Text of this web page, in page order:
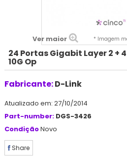
Ver maior * Imagem
24 Portas Gigabit Layer 2 +
10G Op
Fabricante:D-Link
Atualizado em: 27/10/2014
Part-number: DGS-3426
CondiçãoNovo
Share